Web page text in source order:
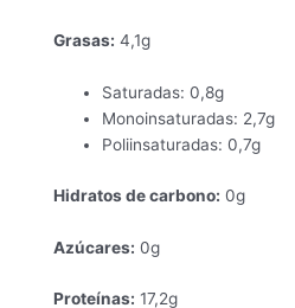
Grasas: 4,1g
Saturadas: 0,8g
Monoinsaturadas: 2,7g
Poliinsaturadas: 0,7g
Hidratos de carbono: 0g
Azúcares: 0g
Proteínas: 17,2g